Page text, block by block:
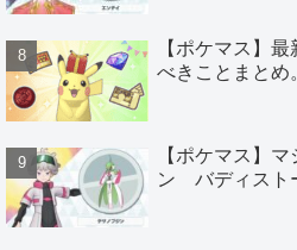
【ポケマス】
べきことまとめ
【ポケマス】
ン バディスト